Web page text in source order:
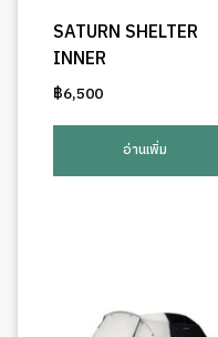
SATURN SHELTER
INNER
฿6,500
อ่านเพิ่ม